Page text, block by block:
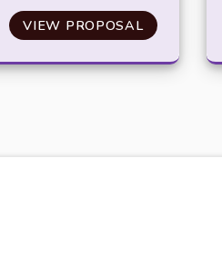
VIEW PROPOSAL